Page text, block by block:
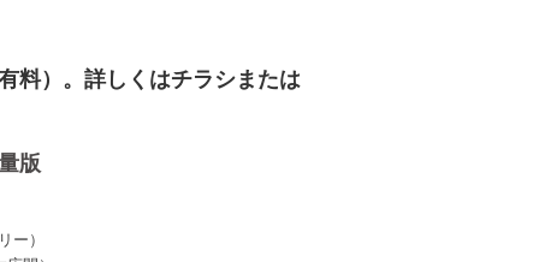
料）。詳しくはチラシまたは
版
）